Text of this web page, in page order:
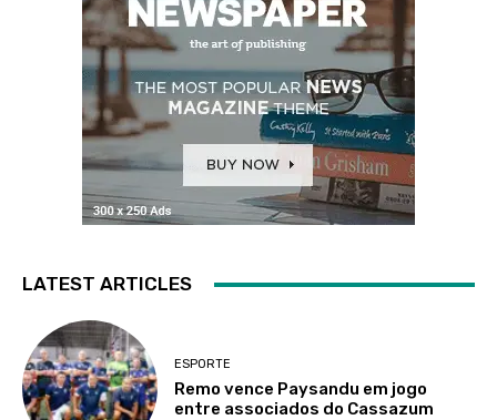
LATEST ARTICLES
ESPORTE
Remo vence Paysandu em jogo
entre associados do Cassazum